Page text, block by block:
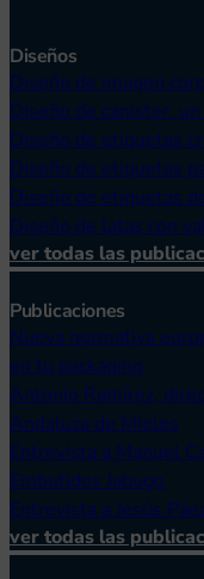
Diseños
Diseño de imagen
Diseño de canister:
Diseño de etiquetas
Diseño de etiquetas
Diseño de etiquetas
Diseño de latas con
ver todas las
Publicaciones
Nueva normativa
en tu packaging
Antonio Ramírez,
Andaluza de Mieles
Entrevista a Manuel
Embutidos Jabugo
Entrevista a Jesús
ver todas las